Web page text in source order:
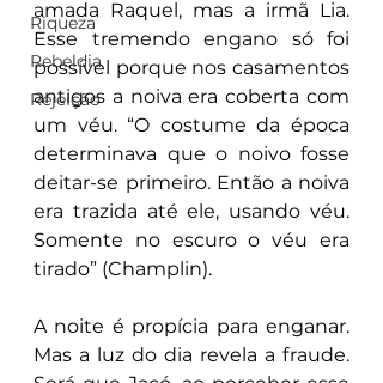
Riqueza
Rebeldia
Rejeição
amada Raquel, mas a irmã Lia.
Esse tremendo engano só foi
possível porque nos casamentos
antigos a noiva era coberta com
um véu. “O costume da época
determinava que o noivo fosse
deitar-se primeiro. Então a noiva
era trazida até ele, usando véu.
Somente no escuro o véu era
tirado” (Champlin).
A noite é propícia para enganar.
Mas a luz do dia revela a fraude.